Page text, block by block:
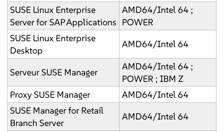
SUSE Linux Enterprise
Server for SAP Applications
AMD64/Intel 64 ;
POWER
SUSE Linux Enterprise
Desktop
AMD64/Intel 64
Serveur SUSE Manager
AMD64/Intel 64 ;
POWER ; IBM Z
Proxy SUSE Manager
AMD64/Intel 64
SUSE Manager for Retail
Branch Server
AMD64/Intel 64